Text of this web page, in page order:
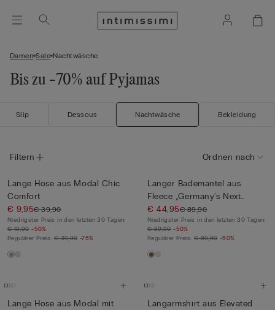
Damen Sale Nachtwäsche
Bis zu -70% auf Pyjamas
Slip Dessous Nachtwäsche Bekleidung
Filtern Ordnen nach
Lange Hose aus Modal Chic
Comfort
€ 9,95€ 39,90
Niedrigster Preis in den letzten 30 Tagen:
€ 19,90 -50%
Regulärer Preis: € 39,90 -75%
Langer Bademantel aus
Fleece „Germany's Next
Topmo...
€ 44,95€ 89,90
Niedrigster Preis in den letzten 30 Tagen:
€ 89,90 -50%
Regulärer Preis: € 89,90 -50%
Lange Hose aus Modal mit
Langarmshirt aus Elevated